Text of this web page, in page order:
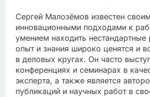
Сергей Малозёмов известен
инновационными подходами к
умением находить нестандартные
опыт и знания широко ценятся и
в деловых кругах. Он часто
конференциях и семинарах в
эксперта, а также является
публикаций и научных работ в